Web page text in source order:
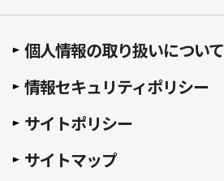
個人情報の取り扱いについて
情報セキュリティポリシー
サイトポリシー
サイトマップ